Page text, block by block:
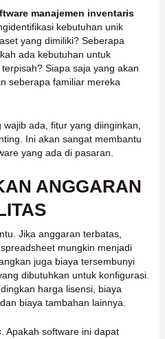
manajemen inventaris
kebutuhan unik
yang dimiliki? Seberapa
ada kebutuhan untuk
Siapa saja yang akan
seberapa familiar mereka
ada, fitur yang diinginkan,
Ini akan sangat membantu
yang ada di pasaran.
ANGGARAN
Jika anggaran terbatas,
mungkin menjadi
juga biaya tersembunyi
dibutuhkan untuk konfigurasi.
harga lisensi, biaya
biaya tambahan lainnya.
. Apakah software ini dapat